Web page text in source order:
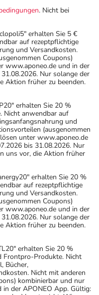
. Nicht bei
erhalten Sie 5 €
auf rezeptpflichtige
und Versandkosten.
Coupons)
www.aponeo.de und in der
Nur solange der
Aktion früher zu beenden.
erhalten Sie 20 %
Nicht anwendbar auf
und
(ausgenommen
unter www.aponeo.de
bis 31.08.2026. Nur
uns vor, die Aktion früher
erhalten Sie 20 %
auf rezeptpflichtige
und Versandkosten.
Coupons)
www.aponeo.de und in der
Nur solange der
Aktion früher zu beenden.
erhalten Sie 20 %
Frontpro-Produkte. Nicht
Bücher,
Nicht mit anderen
kombinierbar und nur
der APONEO App. Gültig: